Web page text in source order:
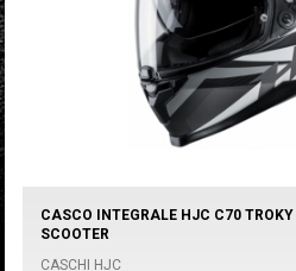
CASCO INTEGRALE HJC C70
SCOOTER
CASCHI HJC